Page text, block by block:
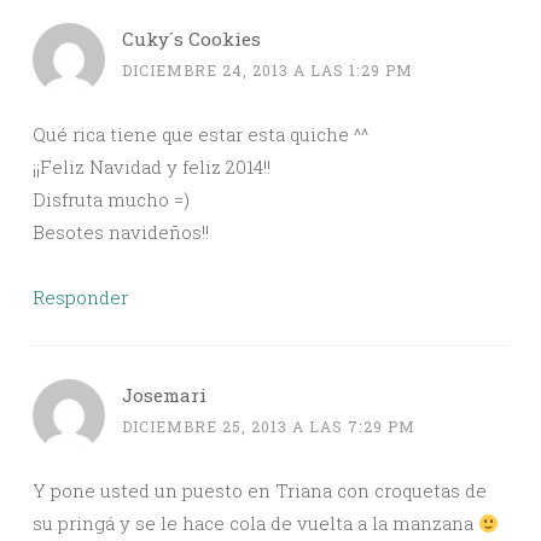
Cuky´s Cookies
DICIEMBRE 24, 2013 A LAS 1:29 PM
Qué rica tiene que estar esta quiche ^^
¡¡Feliz Navidad y feliz 2014!!
Disfruta mucho =)
Besotes navideños!!
Responder
Josemari
DICIEMBRE 25, 2013 A LAS 7:29 PM
Y pone usted un puesto en Triana con croquetas de
su pringá y se le hace cola de vuelta a la manzana